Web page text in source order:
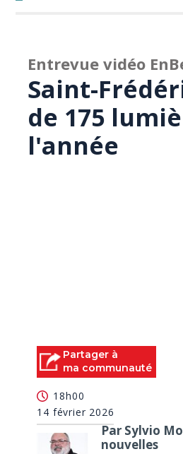
Entrevue vidéo
Saint-
de 175
l'année
Partager à
ma communauté
18h00
14 février 2026
Par Sylvio
nouvelles